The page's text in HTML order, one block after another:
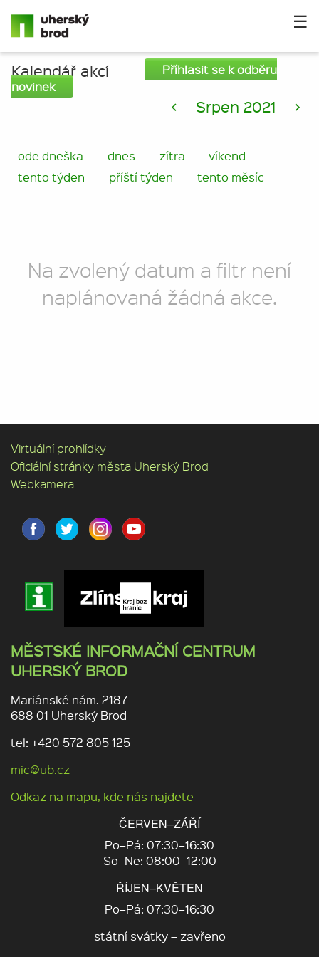
☰
Kalendář akcí
Příhlasit se k odběru
novinek
< Srpen 2021 >
ode dneška dnes zítra
víkend
tento týden
příští týden tento měsíc
Na zvolený datum a filtr není
naplánovaná žádná akce.
Virtuální prohlídky
Oficiální stránky města Uherský Brod
Webkamera
MĚSTSKÉ INFORMAČNÍ CENTRUM
UHERSKÝ BROD
Mariánské nám. 2187
688 01 Uherský Brod
tel: +420 572 805 125
mic@ub.cz
Odkaz na mapu, kde nás najdete
ČERVEN–ZÁŘÍ
Po–Pá: 07:30–16:30
So–Ne: 08:00–12:00
ŘÍJEN–KVĚTEN
Po–Pá: 07:30–16:30
státní svátky – zavřeno